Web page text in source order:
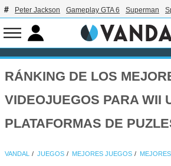
Peter Jackson Gameplay GTA 6 Superman
RÁNKING DE LOS
VIDEOJUEGOS PARA WII
PLATAFORMAS DE
VANDAL JUEGOS MEJORES JUEGOS